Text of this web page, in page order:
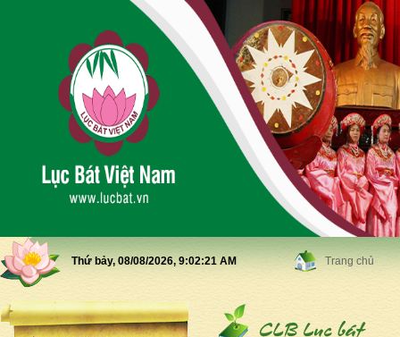
Thứ bảy, 08/08/2026, 9:02:24 AM Trang chủ